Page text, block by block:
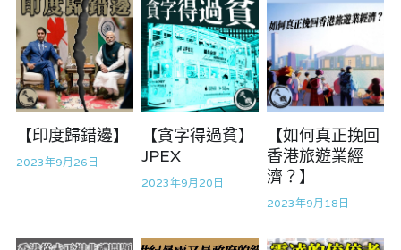
趙處機專欄
KOL 精選
大衛sir專欄
曾子晴 - 晴深直說
龔靜儀大律師專欄
【印度歸錯邊】
2023年9月26日
【貪字得過貧】
JPEX
2023年9月20日
【如何真正挽回
香港旅遊業經
濟？】
2023年9月18日
35十顛覆案
趙處機專欄
港聞
醫院口岸爆炸案